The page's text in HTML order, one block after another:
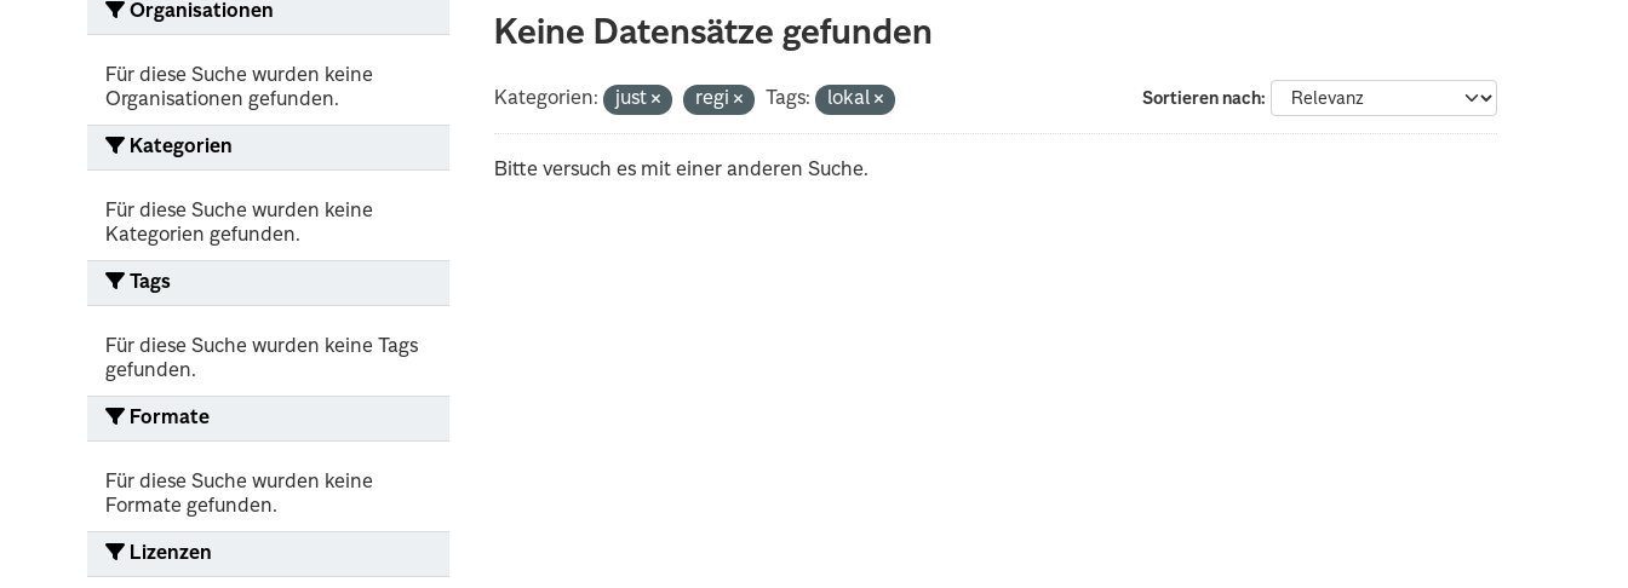
Organisationen
Für diese Suche wurden keine
Organisationen gefunden.
Kategorien
Für diese Suche wurden keine
Kategorien gefunden.
Tags
Für diese Suche wurden keine Tags
gefunden.
Formate
Für diese Suche wurden keine
Formate gefunden.
Lizenzen
Keine Datensätze gefunden
Sortieren nach
Kategorien: just regi Tags: lokal
Bitte versuch es mit einer anderen Suche.